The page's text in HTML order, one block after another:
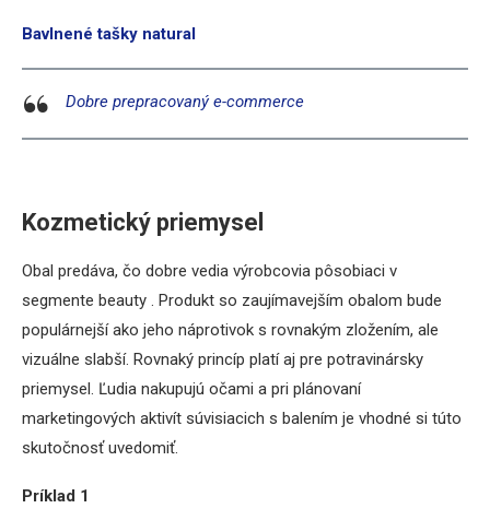
Bavlnené tašky natural
Dobre prepracovaný e-commerce
Kozmetický priemysel
Obal predáva, čo dobre vedia výrobcovia pôsobiaci v
segmente beauty . Produkt so zaujímavejším obalom bude
populárnejší ako jeho náprotivok s rovnakým zložením, ale
vizuálne slabší. Rovnaký princíp platí aj pre potravinársky
priemysel. Ľudia nakupujú očami a pri plánovaní
marketingových aktivít súvisiacich s balením je vhodné si túto
skutočnosť uvedomiť.
Príklad 1